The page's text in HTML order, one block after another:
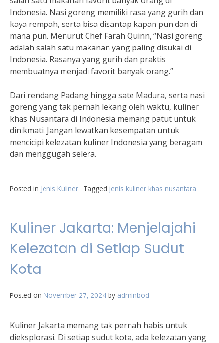
Indonesia. Nasi goreng memiliki rasa yang gurih dan
kaya rempah, serta bisa disantap kapan pun dan di
mana pun. Menurut Chef Farah Quinn, “Nasi goreng
adalah salah satu makanan yang paling disukai di
Indonesia. Rasanya yang gurih dan praktis
membuatnya menjadi favorit banyak orang.”
Dari rendang Padang hingga sate Madura, serta nasi
goreng yang tak pernah lekang oleh waktu, kuliner
khas Nusantara di Indonesia memang patut untuk
dinikmati. Jangan lewatkan kesempatan untuk
mencicipi kelezatan kuliner Indonesia yang beragam
dan menggugah selera.
Posted in Jenis Kuliner Tagged jenis kuliner khas nusantara
Kuliner Jakarta: Menjelajahi
Kelezatan di Setiap Sudut
Kota
Posted on November 27, 2024 by adminbod
Kuliner Jakarta memang tak pernah habis untuk
dieksplorasi. Di setiap sudut kota, ada kelezatan yang